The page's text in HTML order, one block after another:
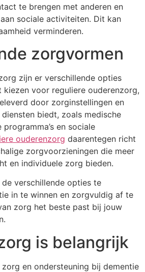
te brengen met anderen en
sociale activiteiten. Dit kan
verminderen.
zorgvormen
zijn er verschillende opties
kiezen voor reguliere ouderenzorg,
door zorginstellingen en
biedt, zoals medische
en sociale
ouderenzorg daarentegen richt
zorgvoorzieningen die meer
en individuele zorg bieden.
verschillende opties te
in te winnen en zorgvuldig af te
zorg het beste past bij jouw
is belangrijk
en ondersteuning bij dementie